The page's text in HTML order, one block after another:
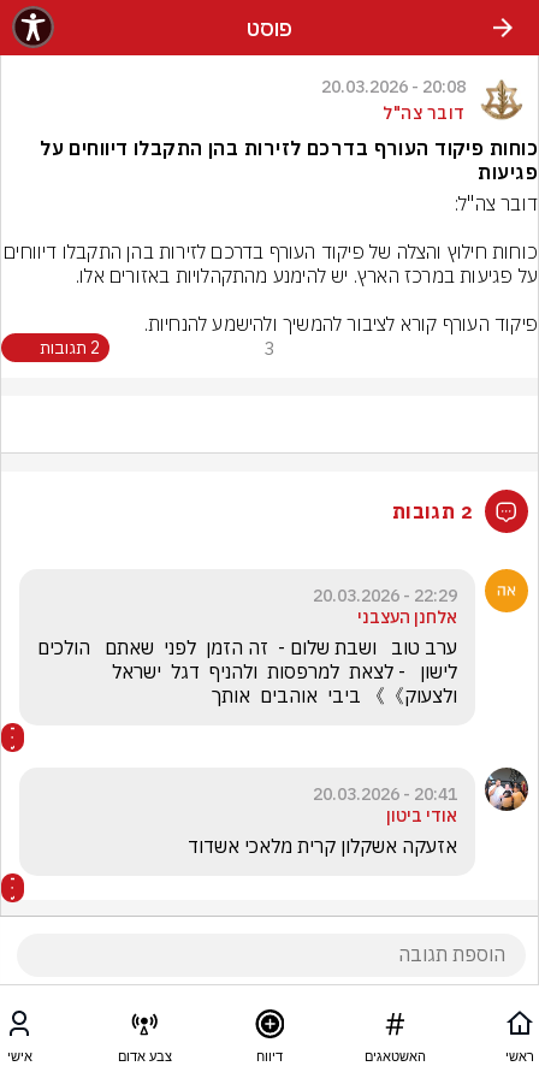
פוסט
20:08 - 20.03.2026
דובר צה"ל
כוחות פיקוד העורף בדרכם לזירות בהן התקבלו דיווחים על
פגיעות
פיקוד העורף קורא לציבור להמשיך ולהישמע להנחיות.
3 2 תגובות
2 תגובות
22:29 - 20.03.2026
אלחנן העצבני
ולצעוק》》 ביבי  אוהבים  אותך
20:41 - 20.03.2026
אודי ביטון
אזעקה אשקלון קרית מלאכי אשדוד
ראשי האשטאגים דיווח צבע אדום אישי